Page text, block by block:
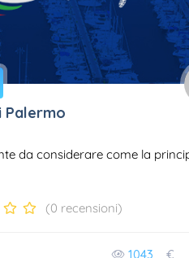
Palermo
da considerare come la
(0 recensioni)
1043 €